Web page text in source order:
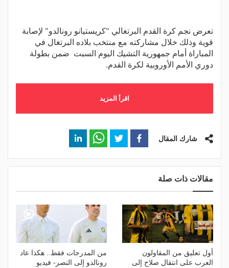
تعرض نجم كرة القدم البرتغالي "كريستيانو رونالدو" لإصابة
قوية وذلك خلال مشاركته مع منتخب بلاده البرتغال في
المباراة أمام جمهورية التشيك اليوم السبت ضمن بطولة
دوري الأمم الأوروبية لكرة القدم.
اقرأ المزيد
شارك المقال
مقالات ذات صلة
أول تعليق من المقاولون
العرب على انتقال صلاح إلى
من المدرجات فقط.. هكذا عاد
رونالدو إلى النصر- فيديو